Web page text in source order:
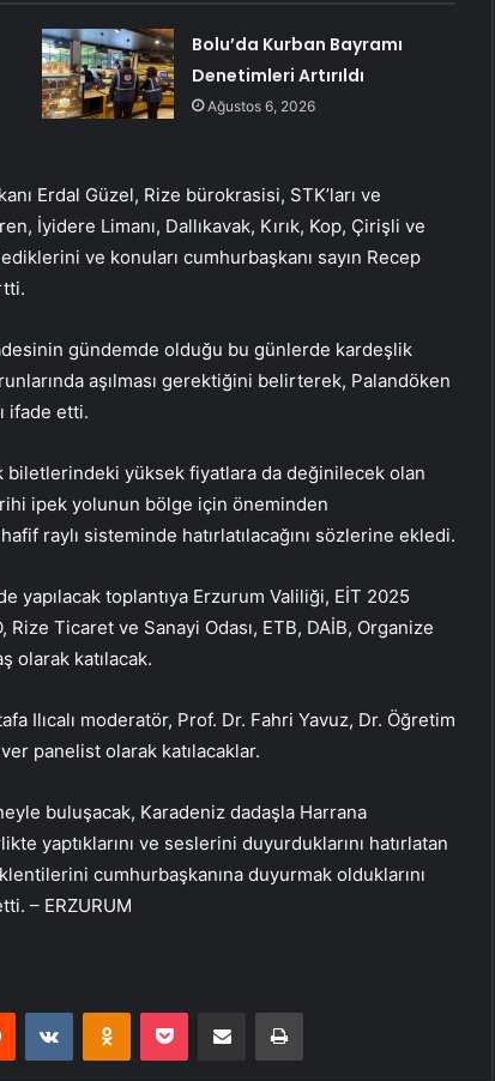
Bolu’da Kurban Bayramı
Denetimleri Artırıldı
Ağustos 6, 2026
Erdal Güzel, Rize bürokrasisi, STK’ları ve
İyidere Limanı, Dallıkavak, Kırık, Kop, Çirişli ve
ve konuları cumhurbaşkanı sayın Recep
gündemde olduğu bu günlerde kardeşlik
aşılması gerektiğini belirterek, Palandöken
ifade etti.
biletlerindeki yüksek fiyatlara da değinilecek olan
ipek yolunun bölge için öneminden
raylı sisteminde hatırlatılacağını sözlerine ekledi.
yapılacak toplantıya Erzurum Valiliği, EİT 2025
Ticaret ve Sanayi Odası, ETB, DAİB, Organize
olarak katılacak.
Ilıcalı moderatör, Prof. Dr. Fahri Yavuz, Dr. Öğretim
panelist olarak katılacaklar.
buluşacak, Karadeniz dadaşla Harrana
yaptıklarını ve seslerini duyurduklarını hatırlatan
cumhurbaşkanına duyurmak olduklarını
– ERZURUM
Reddit VKontakteOdnoklassniki
Pocket E-Posta ile paylaş Yazdır